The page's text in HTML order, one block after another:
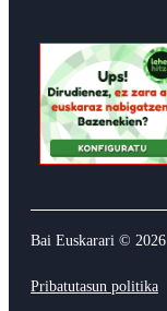
Bai Euskarari © 2026
Pribatutasun politika